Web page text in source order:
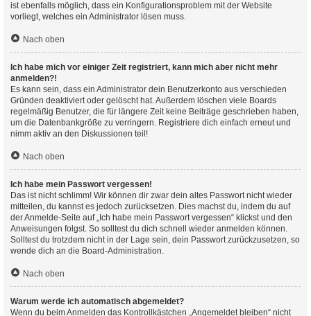
ist ebenfalls möglich, dass ein Konfigurationsproblem mit der Website
vorliegt, welches ein Administrator lösen muss.
Nach oben
Ich habe mich vor einiger Zeit registriert, kann mich aber nicht mehr
anmelden?!
Es kann sein, dass ein Administrator dein Benutzerkonto aus verschieden
Gründen deaktiviert oder gelöscht hat. Außerdem löschen viele Boards
regelmäßig Benutzer, die für längere Zeit keine Beiträge geschrieben haben,
um die Datenbankgröße zu verringern. Registriere dich einfach erneut und
nimm aktiv an den Diskussionen teil!
Nach oben
Ich habe mein Passwort vergessen!
Das ist nicht schlimm! Wir können dir zwar dein altes Passwort nicht wieder
mitteilen, du kannst es jedoch zurücksetzen. Dies machst du, indem du auf
der Anmelde-Seite auf „Ich habe mein Passwort vergessen“ klickst und den
Anweisungen folgst. So solltest du dich schnell wieder anmelden können.
Solltest du trotzdem nicht in der Lage sein, dein Passwort zurückzusetzen, so
wende dich an die Board-Administration.
Nach oben
Warum werde ich automatisch abgemeldet?
Wenn du beim Anmelden das Kontrollkästchen „Angemeldet bleiben“ nicht